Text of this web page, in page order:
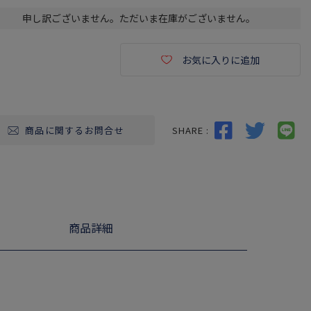
申し訳ございません。ただいま在庫がございません。
お気に入りに追加
商品に関するお問合せ SHARE :
商品詳細